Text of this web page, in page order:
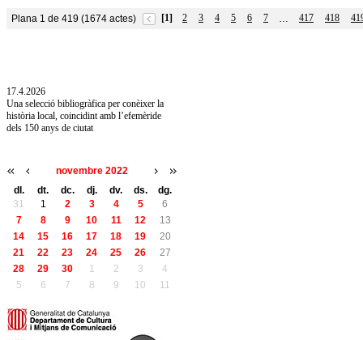
Plana 1 de 419 (1674 actes) [1] 2 3 4 5 6 7 … 417 418
17.4.2026
Una selecció bibliogràfica per conèixer la
història local, coincidint amb l’efemèride
dels 150 anys de ciutat
novembre 2022
dl.
dt. dc. dj. dv. ds.
dg.
31
1 2 3 4 5
6
7
8 9 10 11 12
13
14
15 16 17 18 19
20
21
22 23 24 25 26
27
28
29 30 1 2 3
4
5
6 7 8 9 10 11